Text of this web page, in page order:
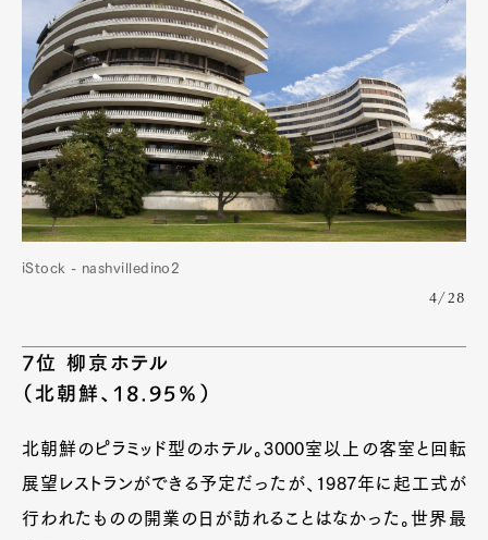
iStock - nashvilledino2
4/28
7位 柳京ホテル
（北朝鮮、18.95％）
北朝鮮のピラミッド型のホテル。3000室以上の客室と回転
展望レストランができる予定だったが、1987年に起工式が
行われたものの開業の日が訪れることはなかった。世界最